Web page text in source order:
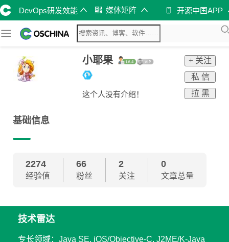
DevOps研发效能 媒体矩阵 开源中国APP
小耶果
这个人没有介绍！
+ 关注
私 信
拉 黑
基础信息
2274
经验值
66
粉丝
2
关注
0
文章总量
技术雷达
专长领域：Java SE, iOS/Objective-C, J2ME/K-Java